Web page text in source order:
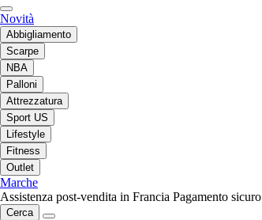
Novità
Abbigliamento
Scarpe
NBA
Palloni
Attrezzatura
Sport US
Lifestyle
Fitness
Outlet
Marche
Assistenza post-vendita in Francia Pagamento sicuro
Cerca